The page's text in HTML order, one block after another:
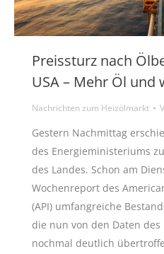
Preissturz nach
USA – Mehr Öl und
Nachrichten zum Heizölmarkt
Gestern Nachmittag
des Energieministeriums
des Landes. Schon am
Wochenreport des
(API) umfangreiche
die nun von den Daten
nochmal deutlich